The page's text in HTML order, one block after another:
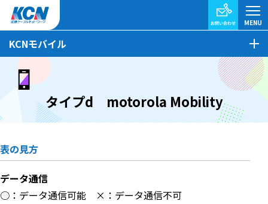
タイプd motorola Mobility
KCNモバイル
表の見方
データ通信
○：データ通信可能
×：データ通信不可